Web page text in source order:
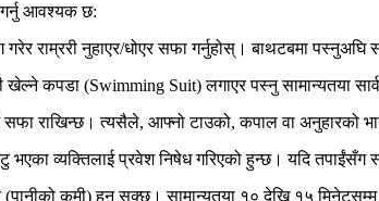
गर्नु आवश्यक छ:
राम्ररी नुहाएर/धोएरसफागर्नुहोस्। बाथटबमा पस्नुअघि
खेल्ने कपडा (Swimming Suit) लगाएर पस्नु सामान्यतया
सफा राखिन्छ। त्यसैले, आफ्नोटाउको, कपाल वा अनुहारको
भएका व्यक्तिलाई प्रवेश निषेध गरिएको हुन्छ। यदि
(पानीको कमी) हुन सक्छ। सामान्यतया १० देखि १५ मिनेटसम्म